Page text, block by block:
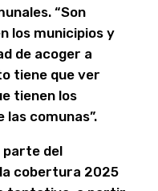
“Son
los municipios y
de acoger a
tiene que ver
tienen los
las comunas”.
del
cobertura 2025